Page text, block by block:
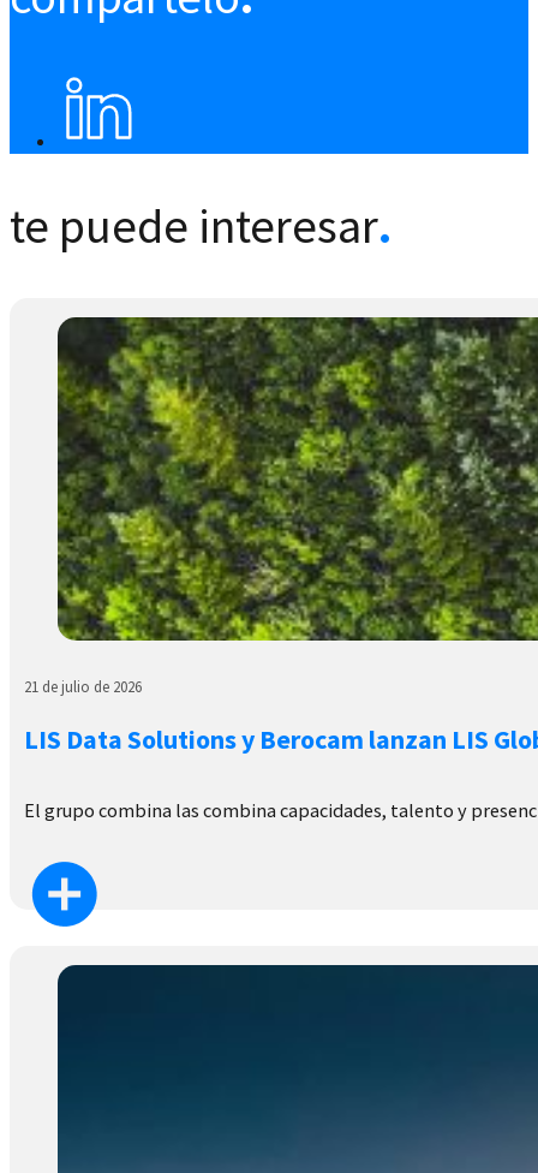
te puede interesar.
21 de julio de 2026
LIS Data Solutions y Berocam lanzan LIS
El grupo combina las combina capacidades, talento y